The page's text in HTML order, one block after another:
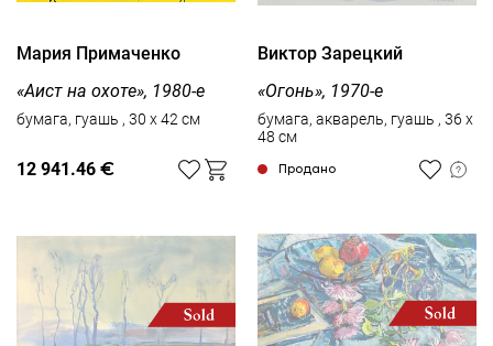
Мария Примаченко
«Аист на охоте», 1980-е
бумага, гуашь , 30 x 42 см
12 941.46 €
Виктор Зарецкий
«Огонь», 1970-е
бумага, акварель, гуашь , 36 x
48 см
Продано